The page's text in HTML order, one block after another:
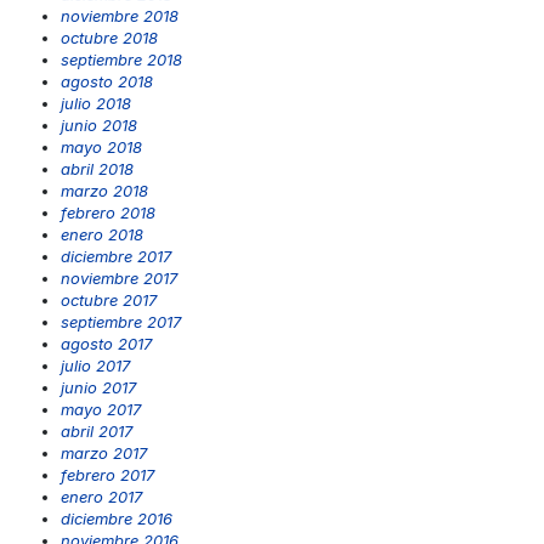
noviembre 2018
octubre 2018
septiembre 2018
agosto 2018
julio 2018
junio 2018
mayo 2018
abril 2018
marzo 2018
febrero 2018
enero 2018
diciembre 2017
noviembre 2017
octubre 2017
septiembre 2017
agosto 2017
julio 2017
junio 2017
mayo 2017
abril 2017
marzo 2017
febrero 2017
enero 2017
diciembre 2016